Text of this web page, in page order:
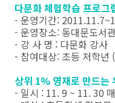
다문화 체험학습 프로그
- 운영기간:
- 운영장소: 동대문도서
- 강 사 명 : 다문화 강사
- 참여대상: 초등 저학년
상위 1% 영재로 만드는
- 일시 : 11. 9 ~ 11. 30